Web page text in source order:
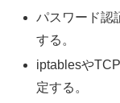
パスワード認
する。
iptablesや
定する。